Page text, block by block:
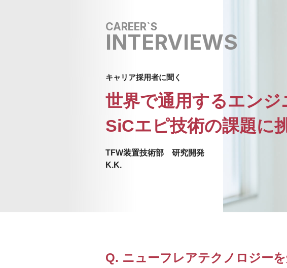
CAREER`S
INTERVIEWS
キャリア採用者に聞く
世界で通用するエンジ
SiCエピ技術の課題に
TFW装置技術部 研究開発
K.K.
Q. ニューフレアテクノロジー